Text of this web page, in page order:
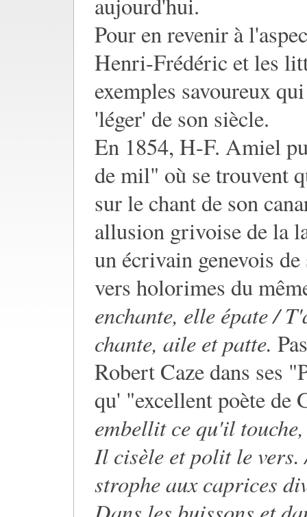
aujourd'hui.
Pour en revenir à
Henri-Frédéric et les
exemples savoureux
'léger' de son siècle.
En 1854, H-F. Amiel
de mil" où se trouvent
sur le chant de son
allusion grivoise de la
un écrivain genevois
vers holorimes du
enchante, elle épate /
chante, aile et patte.
Robert Caze dans ses
qu' "excellent poète de
embellit ce qu'il
Il cisèle et polit le vers.
strophe aux caprices